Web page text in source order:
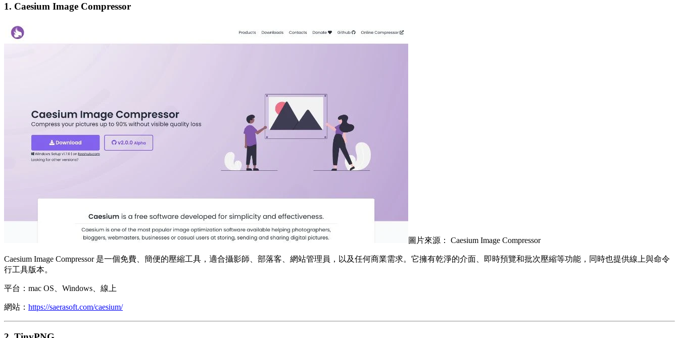
1. Caesium Image Compressor
圖片來源： Caesium Image Compressor
Caesium Image Compressor 是一個免費、簡便的壓縮工具，適合攝影師、部落客、網站管理員，以及任何商業需求。它擁有乾淨的介面、即時預覽和批次壓縮等功能，同時也提供線上與命令
行工具版本。
平台：mac OS、Windows、線上
網站： https://saerasoft.com/caesium/